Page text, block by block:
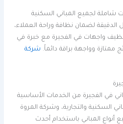
شاملة لجميع المباني السكنية
الدقيقة لضمان نظافة وراحة العملاء،
واجهات في الفجيرة مع خبرة في
ممتازة وواجهة براقة دائماً. شركة
في الفجيرة من الخدمات الأساسية
السكنية والتجارية، وشركة المروة
المباني باستخدام أحدث